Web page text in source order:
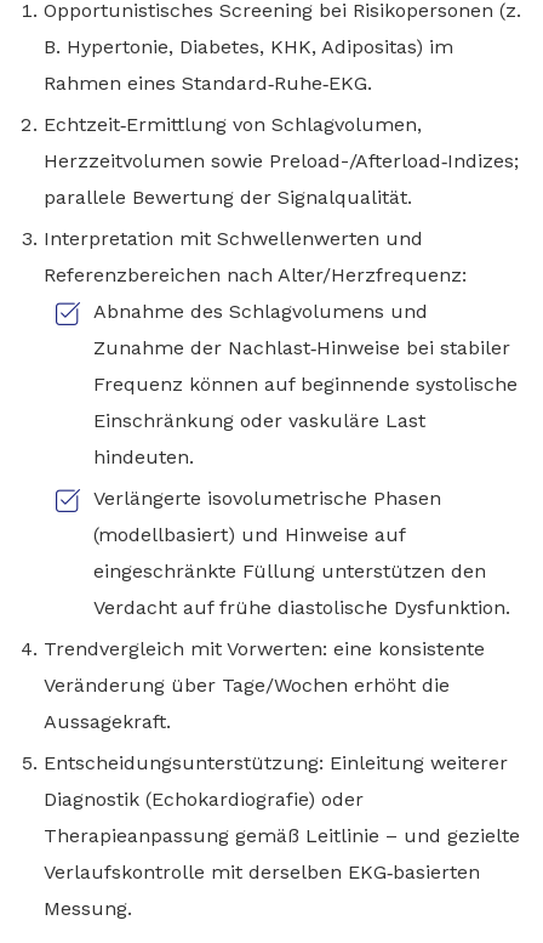
Opportunistisches Screening bei Risikopersonen (z.
B. Hypertonie, Diabetes, KHK, Adipositas) im
Rahmen eines Standard‑Ruhe‑EKG.
Echtzeit‑Ermittlung von Schlagvolumen,
Herzzeitvolumen sowie Preload-/Afterload‑Indizes;
parallele Bewertung der Signalqualität.
Interpretation mit Schwellenwerten und
Referenzbereichen nach Alter/Herzfrequenz:
Abnahme des Schlagvolumens und
Zunahme der Nachlast‑Hinweise bei stabiler
Frequenz können auf beginnende systolische
Einschränkung oder vaskuläre Last
hindeuten.
Verlängerte isovolumetrische Phasen
(modellbasiert) und Hinweise auf
eingeschränkte Füllung unterstützen den
Verdacht auf frühe diastolische Dysfunktion.
Trendvergleich mit Vorwerten: eine konsistente
Veränderung über Tage/Wochen erhöht die
Aussagekraft.
Entscheidungsunterstützung: Einleitung weiterer
Diagnostik (Echokardiografie) oder
Therapieanpassung gemäß Leitlinie – und gezielte
Verlaufskontrolle mit derselben EKG‑basierten
Messung.